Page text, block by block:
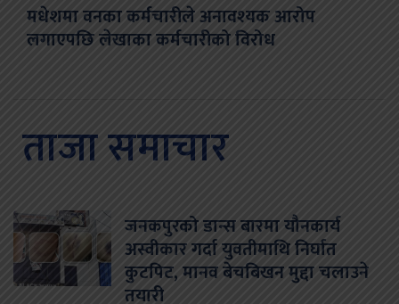
मधेशमा वनका कर्मचारीले अनावश्यक आरोप
लगाएपछि लेखाका कर्मचारीको विरोध
ताजा समाचार
जनकपुरको डान्स बारमा यौनकार्य
अस्वीकार गर्दा युवतीमाथि निर्घात
कुटपिट, मानव बेचबिखन मुद्दा चलाउने
तयारी